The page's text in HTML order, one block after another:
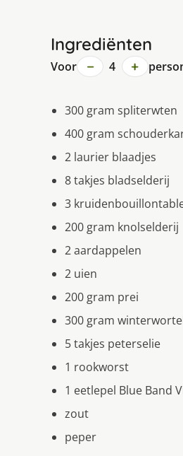
Ingrediënten
Voor − 4 +
300 gram spliterwten
400 gram
2 laurier blaadjes
8 takjes bladselderij
3
200 gram knolselderij
2 aardappelen
2 uien
200 gram prei
300 gram
5 takjes peterselie
1 rookworst
1 eetlepel Blue Band
zout
peper